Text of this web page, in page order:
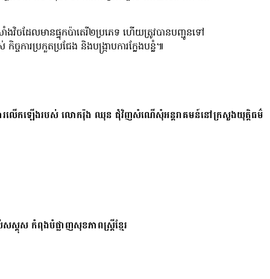
ដែលមានផ្ទុកប៉ាតេរី២ប្រភេទ ហើយត្រូវបានបញ្ជូនទៅ
ច្ចការប្រកួតប្រជែង និងបង្ក្រាបការក្លែងបន្លំ៕
រលើកឡើងរបស់ លោករ៉ុង ឈុន ជុំវិញសំណើសុំអន្តរាគមន៍នៅក្រសួងយុត្តិធម៌
គុស កំពុងបំផ្លាញសុខភាពស្ត្រីខ្មែរ